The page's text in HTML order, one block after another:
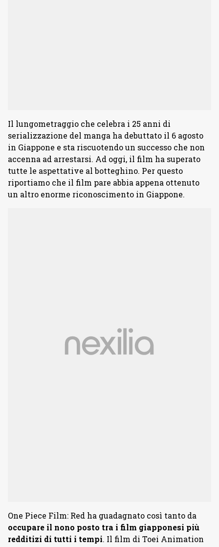
Il lungometraggio che celebra i 25 anni di
serializzazione del manga ha debuttato il 6 agosto
in Giappone e sta riscuotendo un successo che non
accenna ad arrestarsi. Ad oggi, il film ha superato
tutte le aspettative al botteghino. Per questo
riportiamo che il film pare abbia appena ottenuto
un altro enorme riconoscimento in Giappone.
One Piece Film: Red ha guadagnato così tanto da
occupare il nono posto tra i film giapponesi più
redditizi di tutti i tempi. Il film di Toei Animation